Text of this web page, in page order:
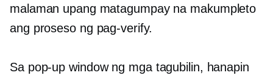
malaman upang matagumpay na makumpleto
ang proseso ng pag-verify.
Sa pop-up window ng mga tagubilin, hanapin